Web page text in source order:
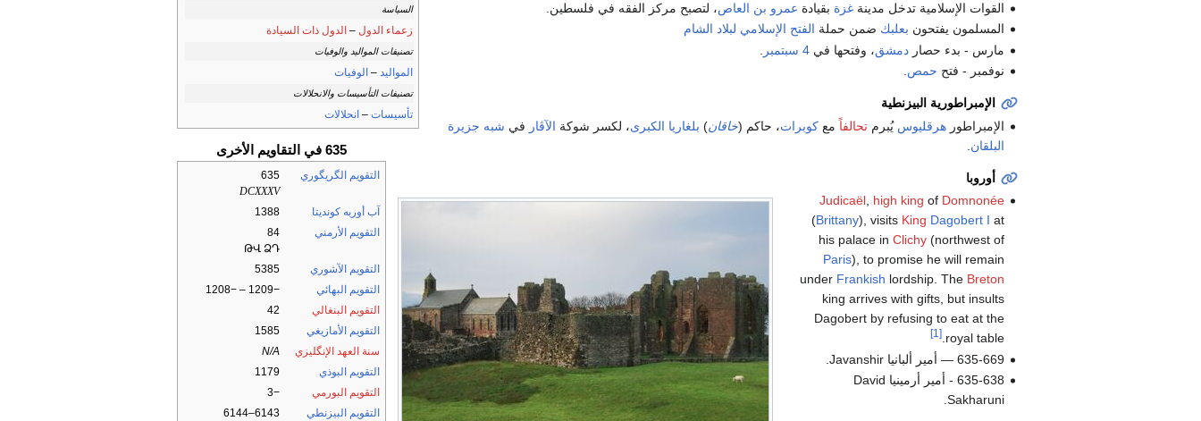
السياسة
زعماء الدول – الدول ذات السيادة
تصنيفات المواليد والوفيات
المواليد – الوفيات
تصنيفات التأسيسات والانحلالات
تأسيسات – انحلالات
635 في التقاويم الأخرى
التقويم الگريگوري
635
DCXXXV
آب أوربه كونديتا
1388
التقويم الأرمني
84
ԹՎ ՁԴ
التقويم الآشوري
5385
التقويم البهائي
−1209 – −1208
التقويم البنغالي
42
التقويم الأمازيغي
1585
سنة العهد الإنگليزي
N/A
التقويم البوذي
1179
التقويم البورمي
−3
التقويم البيزنطي
6143–6144
القوات الإسلامية تدخل مدينةغزة بقيادة عمرو بن العاص، لتصبح مركز الفقه في فلسطين.
المسلمون يفتحون بعلبك ضمن حملة الفتح الإسلامي لبلاد الشام
مارس - بدء حصاردمشق، وفتحها في4 سبتمبر
نوفمبر - فتح حمص.
الإمبراطورية البيزنطية
الإمبراطورهرقليوس يُبرمتحالفاً معكوبرات، حاكم (خاقان) بلغاريا الكبرى، لكسر شوكة الآڤار في شبه جزيرة
البلقان
أوروبا
Judicaël, high king of Domnonée
(Brittany), visits King Dagobert I at
his palace in Clichy(northwest of
Paris), to promise he will remain
under Frankish lordship. The Breton
king arrives with gifts, but insults
Dagobert by refusing to eat at the
royal table.
[1]
635-669 — أمير ألبانيا Javanshir.
635-638 - أمير أرمينيا David
Sakharuni.